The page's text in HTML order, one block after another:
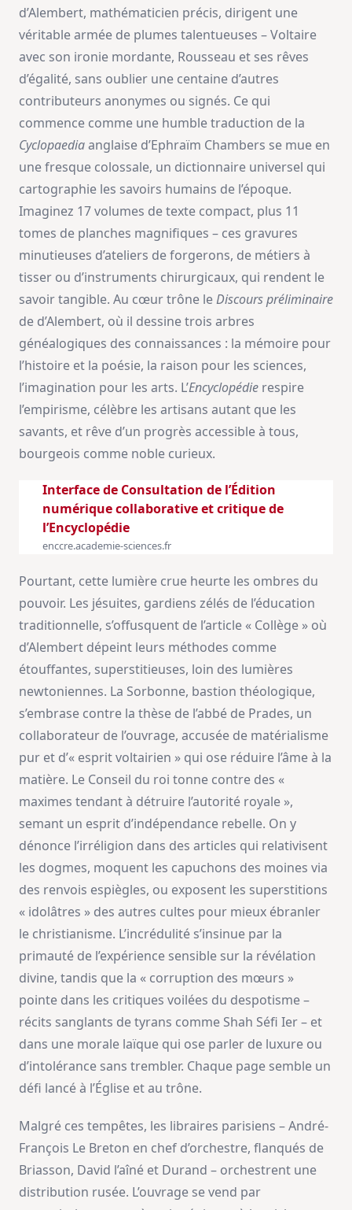
d’Alembert, mathématicien précis, dirigent une
véritable armée de plumes talentueuses – Voltaire
avec son ironie mordante, Rousseau et ses rêves
d’égalité, sans oublier une centaine d’autres
contributeurs anonymes ou signés. Ce qui
commence comme une humble traduction de la
Cyclopaediaanglaise d’Ephraïm Chambers se mue en
une fresque colossale, un dictionnaire universel qui
cartographie les savoirs humains de l’époque.
Imaginez 17 volumes de texte compact, plus 11
tomes de planches magnifiques – ces gravures
minutieuses d’ateliers de forgerons, de métiers à
tisser ou d’instruments chirurgicaux, qui rendent le
savoir tangible. Au cœur trône leDiscours préliminaire
de d’Alembert, où il dessine trois arbres
généalogiques des connaissances : la mémoire pour
l’histoire et la poésie, la raison pour les sciences,
l’imagination pour les arts. L’Encyclopédie respire
l’empirisme, célèbre les artisans autant que les
savants, et rêve d’un progrès accessible à tous,
bourgeois comme noble curieux.
Interface de Consultation de l’Édition
numérique collaborative et critique de
l’Encyclopédie
enccre.academie-sciences.fr
Pourtant, cette lumière crue heurte les ombres du
pouvoir. Les jésuites, gardiens zélés de l’éducation
traditionnelle, s’offusquent de l’article « Collège » où
d’Alembert dépeint leurs méthodes comme
étouffantes, superstitieuses, loin des lumières
newtoniennes. La Sorbonne, bastion théologique,
s’embrase contre la thèse de l’abbé de Prades, un
collaborateur de l’ouvrage, accusée de matérialisme
pur et d’« esprit voltairien » qui ose réduire l’âme à la
matière. Le Conseil du roi tonne contre des «
maximes tendant à détruire l’autorité royale »,
semant un esprit d’indépendance rebelle. On y
dénonce l’irréligion dans des articles qui relativisent
les dogmes, moquent les capuchons des moines via
des renvois espiègles, ou exposent les superstitions
« idolâtres » des autres cultes pour mieux ébranler
le christianisme. L’incrédulité s’insinue par la
primauté de l’expérience sensible sur la révélation
divine, tandis que la « corruption des mœurs »
pointe dans les critiques voilées du despotisme –
récits sanglants de tyrans comme Shah Séfi Ier – et
dans une morale laïque qui ose parler de luxure ou
d’intolérance sans trembler. Chaque page semble un
défi lancé à l’Église et au trône.
Malgré ces tempêtes, les libraires parisiens – André-
François Le Breton en chef d’orchestre, flanqués de
Briasson, David l’aîné et Durand – orchestrent une
distribution rusée. L’ouvrage se vend par